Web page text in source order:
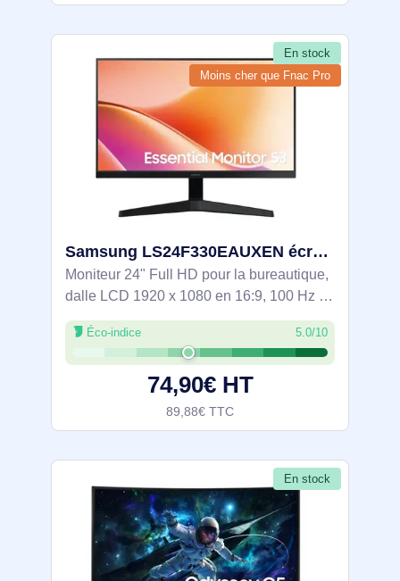
En stock
Moins cher que Fnac Pro
Samsung LS24F330EAUXEN écran plat de PC 61 cm (24") 1920 x 1080 pixels Full HD LCD Noir
Moniteur 24" Full HD pour la bureautique,
dalle LCD 1920 x 1080 en 16:9, 100 Hz et
5 ms, angles 178°/178° et contraste
3000:1. Confort visuel avec Flicker-Free et
mode Eye Saver. Inclinaison -2° à
Éco-indice 5.0/10
74,90€ HT
89,88€ TTC
En stock